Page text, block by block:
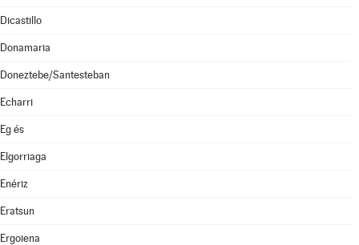
Dicastillo
Donamaria
Doneztebe/Santesteban
Echarri
Eg és
Elgorriaga
Enériz
Eratsun
Ergoiena